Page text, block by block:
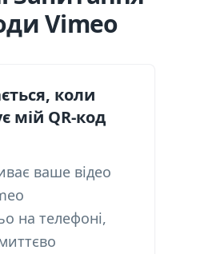
Vimeo
коли
мій QR-код
ваше відео
на телефоні,